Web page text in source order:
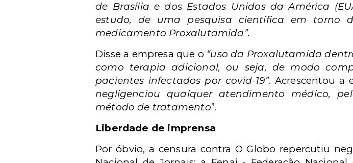
de Brasília e dos Estados Unidos da América
estudo, de uma pesquisa científica em torno
medicamento Proxalutamida”.
Disse a empresa que o “uso da Proxalutamida
como terapia adicional, ou seja, de modo
pacientes infectados por covid-19”. Acrescentou a
negligenciou qualquer atendimento médico,
método de tratamento”.
Liberdade de imprensa
Por óbvio, a censura contra O Globo repercutiu